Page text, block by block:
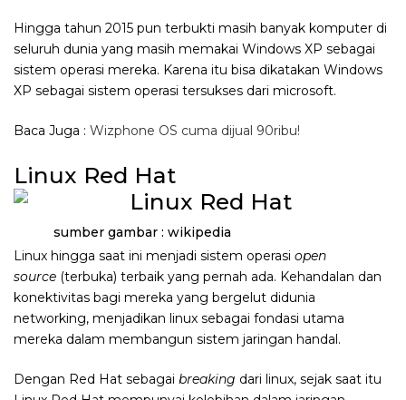
Hingga tahun 2015 pun terbukti masih banyak komputer di
seluruh dunia yang masih memakai Windows XP sebagai
sistem operasi mereka. Karena itu bisa dikatakan Windows
XP sebagai sistem operasi tersukses dari microsoft.
Baca Juga : Wizphone OS cuma dijual 90ribu!
Linux Red Hat
sumber gambar : wikipedia
Linux hingga saat ini menjadi sistem operasi open
source (terbuka) terbaik yang pernah ada. Kehandalan dan
konektivitas bagi mereka yang bergelut didunia
networking, menjadikan linux sebagai fondasi utama
mereka dalam membangun sistem jaringan handal.
Dengan Red Hat sebagai breaking dari linux, sejak saat itu